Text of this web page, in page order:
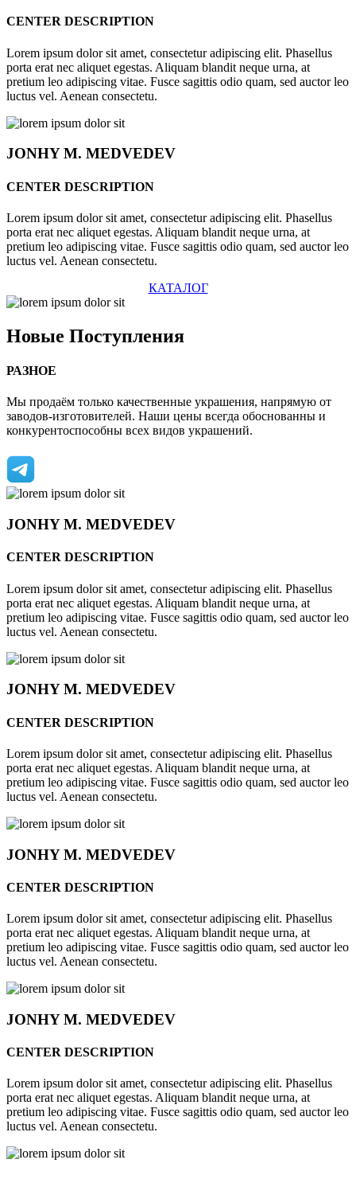
CENTER DESCRIPTION
Lorem ipsum dolor sit amet, consectetur adipiscing elit. Phasellus
porta erat nec aliquet egestas. Aliquam blandit neque urna, at
pretium leo adipiscing vitae. Fusce sagittis odio quam, sed auctor leo
luctus vel. Aenean consectetu.
JONHYM. MEDVEDEV
CENTER DESCRIPTION
Lorem ipsum dolor sit amet, consectetur adipiscing elit. Phasellus
porta erat nec aliquet egestas. Aliquam blandit neque urna, at
pretium leo adipiscing vitae. Fusce sagittis odio quam, sed auctor leo
luctus vel. Aenean consectetu.
КАТАЛОГ
Новые Поступления
РАЗНОЕ
Мы продаём только качественные украшения, напрямую от
заводов-изготовителей. Наши цены всегда обоснованны и
конкурентоспособны всех видов украшений.
JONHYM. MEDVEDEV
CENTER DESCRIPTION
Lorem ipsum dolor sit amet, consectetur adipiscing elit. Phasellus
porta erat nec aliquet egestas. Aliquam blandit neque urna, at
pretium leo adipiscing vitae. Fusce sagittis odio quam, sed auctor leo
luctus vel. Aenean consectetu.
JONHYM. MEDVEDEV
CENTER DESCRIPTION
Lorem ipsum dolor sit amet, consectetur adipiscing elit. Phasellus
porta erat nec aliquet egestas. Aliquam blandit neque urna, at
pretium leo adipiscing vitae. Fusce sagittis odio quam, sed auctor leo
luctus vel. Aenean consectetu.
JONHYM. MEDVEDEV
CENTER DESCRIPTION
Lorem ipsum dolor sit amet, consectetur adipiscing elit. Phasellus
porta erat nec aliquet egestas. Aliquam blandit neque urna, at
pretium leo adipiscing vitae. Fusce sagittis odio quam, sed auctor leo
luctus vel. Aenean consectetu.
JONHYM. MEDVEDEV
CENTER DESCRIPTION
Lorem ipsum dolor sit amet, consectetur adipiscing elit. Phasellus
porta erat nec aliquet egestas. Aliquam blandit neque urna, at
pretium leo adipiscing vitae. Fusce sagittis odio quam, sed auctor leo
luctus vel. Aenean consectetu.